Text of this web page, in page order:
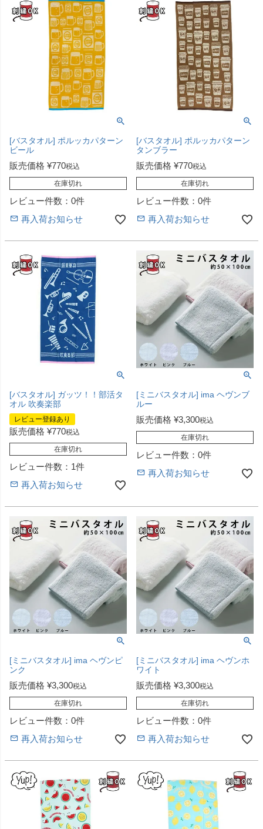
[バスタオル] ポルッカパターン
ビール
販売価格 ¥770税込
在庫切れ
レビュー件数：0件
再入荷お知らせ
[バスタオル] ポルッカパターン
タンブラー
販売価格 ¥770税込
在庫切れ
レビュー件数：0件
再入荷お知らせ
[バスタオル] ガッツ！！部活タ
オル 吹奏楽部
レビュー登録あり
販売価格 ¥770税込
在庫切れ
レビュー件数：1件
再入荷お知らせ
[ミニバスタオル] ima ヘヴンブ
ルー
販売価格 ¥3,300税込
在庫切れ
レビュー件数：0件
再入荷お知らせ
[ミニバスタオル] ima ヘヴンピ
ンク
販売価格 ¥3,300税込
在庫切れ
レビュー件数：0件
再入荷お知らせ
[ミニバスタオル] ima ヘヴンホ
ワイト
販売価格 ¥3,300税込
在庫切れ
レビュー件数：0件
再入荷お知らせ